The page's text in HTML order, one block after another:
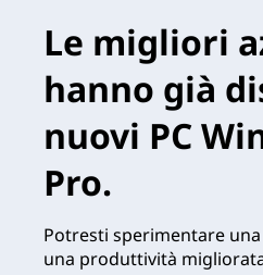
Le migliori
hanno già
nuovi PC
Pro.
Potresti sperimentare
una produttività